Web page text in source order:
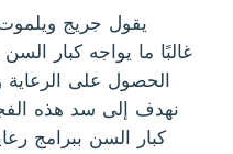
يقول جريج
الحصول على
كبار السن ببرامج